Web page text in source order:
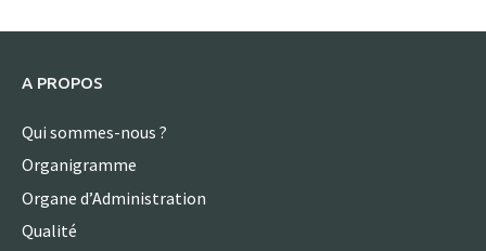
A PROPOS
Qui sommes-nous ?
Organigramme
Organe d’Administration
Qualité